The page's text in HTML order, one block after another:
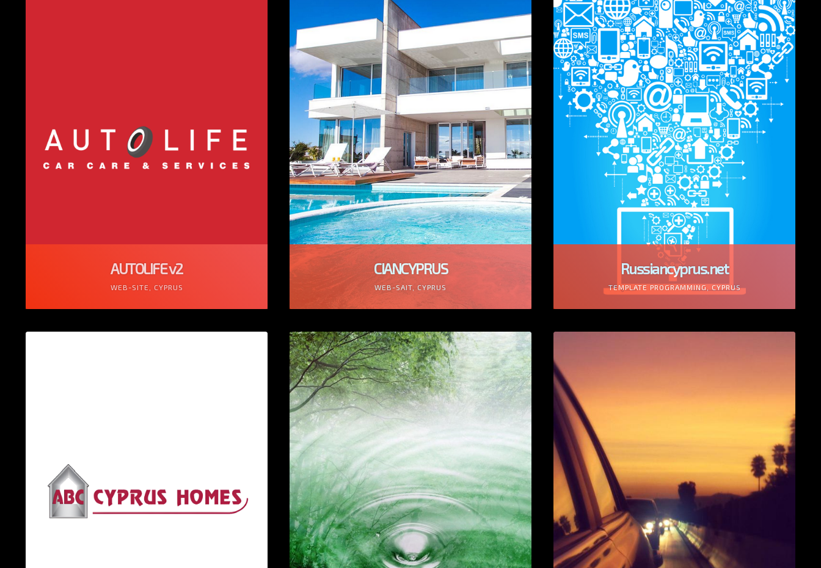
AUTOLIFE v2
WEB-SITE, CYPRUS
CIANCYPRUS
WEB-SAIT, CYPRUS
Russiancyprus.net
TEMPLATE PROGRAMMING, CYPRUS